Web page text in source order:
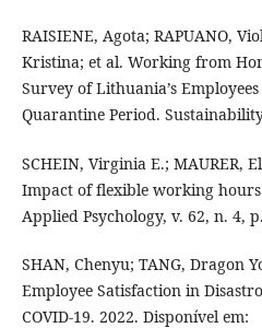
RAISIENE, Agota; RAPUANO,
Kristina; et al. Working from
Survey of Lithuania’s
Quarantine Period.
SCHEIN, Virginia E.; MAURER,
Impact of flexible working
Applied Psychology, v. 62, n. 4,
SHAN, Chenyu; TANG, Dragon
Employee Satisfaction in
COVID-19. 2022. Disponível em: